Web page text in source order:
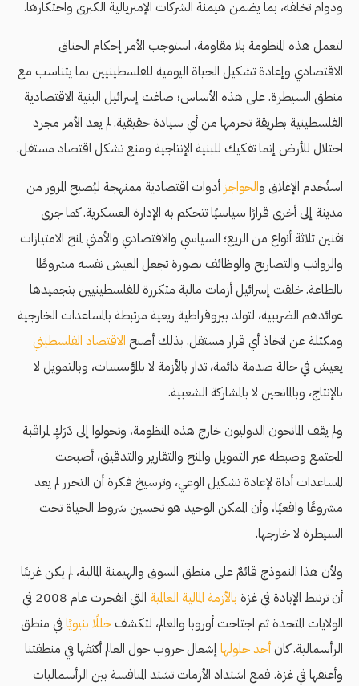
ودوام تخلفه، بما يضمن هيمنة الشركات الإمبريالية الكبرى واحتكارها.
لتعمل هذه المنظومة بلا مقاومة، استوجب الأمر إحكام الخناق
الاقتصادي وإعادة تشكيل الحياة اليومية للفلسطينيين بما يتناسب مع
منطق السيطرة. على هذه الأساس؛ صاغت إسرائيل البنية الاقتصادية
الفلسطينية بطريقة تحرمها من أي سيادة حقيقية. لم يعد الأمر مجرد
احتلال للأرض إنما تفكيك للبنية الإنتاجية ومنع تشكل اقتصاد مستقل.
استُخدم الإغلاق والحواجز أدوات اقتصادية ممنهجة ليُصبح المرور من
مدينة إلى أخرى قرارًا سياسيًا تتحكم به الإدارة العسكرية. كما جرى
تقنين ثلاثة أنواع من الريع؛ السياسي والاقتصادي والأمني لمنح الامتيازات
والرواتب والتصاريح والوظائف بصورة تجعل العيش نفسه مشروطًا
بالطاعة. خلقت إسرائيل أزمات مالية متكررة للفلسطينيين بتجميدها
عوائدهم الضريبية، لتولد بيروقراطية ريعية مرتبطة بالمساعدات الخارجية
ومكبّلة عن اتخاذ أي قرار مستقل. بذلك أصبح الاقتصاد الفلسطيني
يعيش في حالة صدمة دائمة، تدار بالأزمة لا بالمؤسسات، وبالتمويل لا
بالإنتاج، وبالمانحين لا بالمشاركة الشعبية.
ولم يقف المانحون الدوليون خارج هذه المنظومة، وتحولوا إلى دَرَكٍ لمراقبة
المجتمع وضبطه عبر التمويل والمنح والتقارير والتدقيق، أصبحت
المساعدات أداة لإعادة تشكيل الوعي، وترسيخ فكرة أن التحرر لم يعد
مشروعًا واقعيًا، وأن الممكن الوحيد هو تحسين شروط الحياة تحت
السيطرة لا خارجها.
ولأن هذا النموذج قائمٌ على منطق السوق والهيمنة المالية، لم يكن غريبًا
أن ترتبط الإبادة في غزة بالأزمة المالية العالمية
التي انفجرت عام 2008 في
الولايات المتحدة ثم اجتاحت أوروبا والعالم، لتكشفخللًا بنيويًافي منطق
الرأسمالية. كانأحد حلولها إشعال حروب حول العالم أكثفها في منطقتنا
وأعنفها في غزة. فمع اشتداد الأزمات تشتد المنافسة بين الرأسماليات